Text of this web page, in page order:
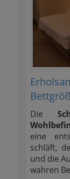
Die
eine
schläft,
und die
wahren